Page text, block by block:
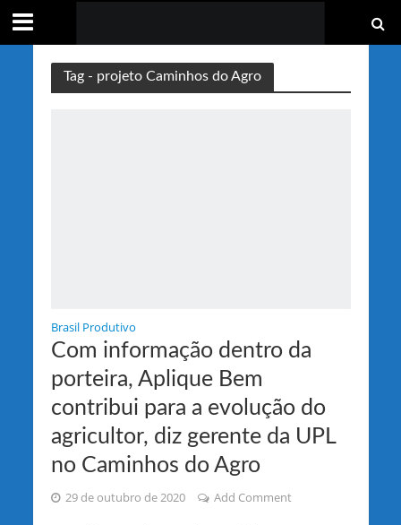
Tag - projeto Caminhos do Agro
Brasil Produtivo
Com informação dentro da
porteira, Aplique Bem
contribui para a evolução do
agricultor, diz gerente da UPL
no Caminhos do Agro
29 de outubro de 2020 Add Comment